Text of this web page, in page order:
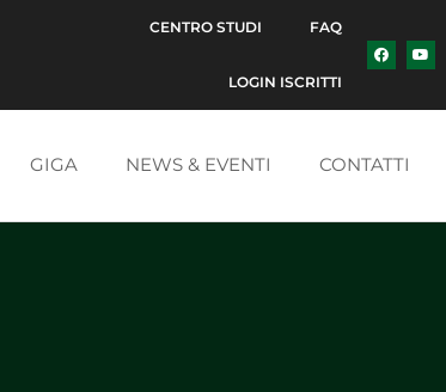
CENTRO STUDI FAQ
LOGIN ISCRITTI
GIGA NEWS & EVENTI CONTATTI